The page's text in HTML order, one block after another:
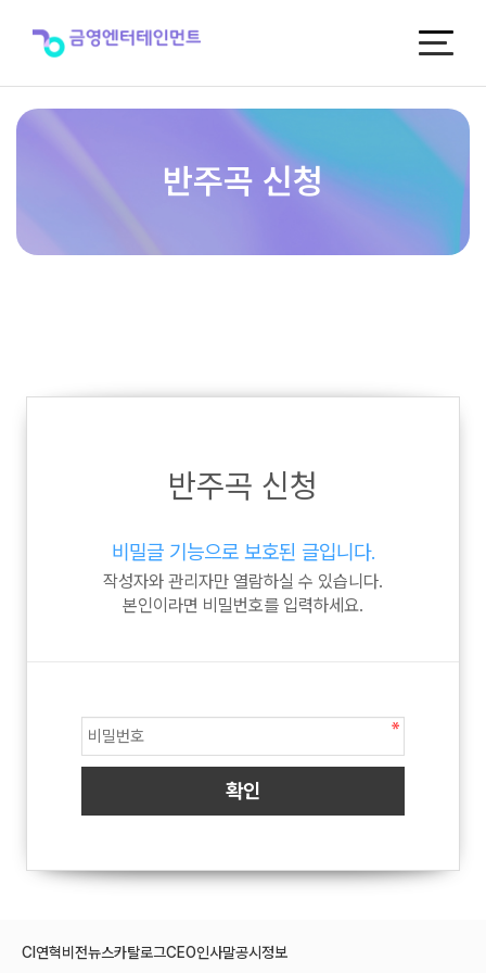
반주곡 신청
반주곡 신청
비밀글 기능으로 보호된 글입니다.
작성자와 관리자만 열람하실 수 있습니다.
본인이라면 비밀번호를 입력하세요.
CI 연혁비전뉴스카탈로그CEO인사말공시정보